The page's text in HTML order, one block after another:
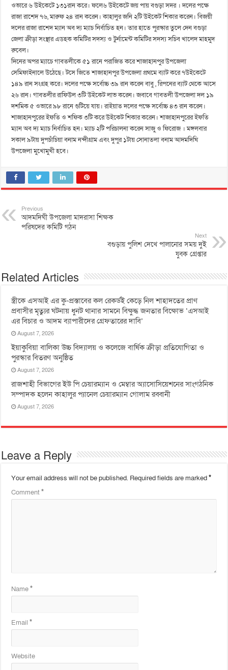
ওভারে ৬ উইকেটে ১৩১রান করে। ফলে৬ উইকেটে জয় পায় বগুড়া সদর । দলের পক্ষে
রাজা রাশেদ ৭৬, মারুফ ২৪ রান করেন। কাহালুর জনি ২টি উইকেট শিকার করেন। বিজয়ী
দলের রাজা রাশেদ ম্যান অব দ্য ম্যাচ নির্বাচিত হন। তার হাতে পুরস্কার তুলে দেন বগুড়া
জেলা ক্রীড়া সংস্থার এডহক কমিটির সদস্য ও টুর্নামেন্ট কমিটির সদস্য সচিব খালেদ মাহমুদ
রুবেল।
দিনের অপর ম্যাচে গাবতলীকে ৫১ রানে পরাজিত করে শাজাহানপুর উপজেলা
সেমিফাইনালে উঠেছে। টসে জিতে শাজাহানপুর উপজেলা প্রথমে ব্যাট করে ৭উইকেটে
১৪৯ রান সংগ্রহ করে। দলের পক্ষে সর্বোচ্চ ৩৯ রান করেন বাবু , রিপনের ব্যাট থেকে আসে
২৬ রান। গাবতলীর রাফিউল ৩টি উইকেট লাভ করেন। জবাবে গাবতলী উপজেলা দল ১৯
দশমিক ৫ ওভারে ৯৮ রানে গুটিয়ে যায়। রাইয়াত দলের পক্ষে সর্বোচ্চ ৪৩ রান করেন।
শাজাহানপুরের ইফতি ও শফিক ৩টি করে উইকেট শিকার করেন। শাজাহানপুরের ইফতি
ম্যান অব দ্য ম্যাচ নির্বাচিত হন। ম্যাচ ২টি পরিচালনা করেন সাজু ও ফিরোজ । মঙ্গলবার
সকাল ৯টায় দুপচাঁচিয়া বনাম নন্দীগ্রাম এবং দুপুর ১টায় সোনাতলা বনাম আদমদিঘি
উপজেলা মুখোমুখী হবে।
Previous
আদমদিঘী উপজেলা মাদরাসা শিক্ষক
পরিষদের কমিটি গঠন
Next
বগুড়ায় পুলিশ দেখে পালানোর সময় দুই
যুবক গ্রেপ্তার
Related Articles
স্ত্রীকে এসআই এর কু-প্রস্তাবের কল রেকর্ডই কেড়ে নিল শাহাদতের প্রাণ
প্রবাসীর মৃত্যুর ঘটনায় ধুনট থানার সামনে বিক্ষুদ্ধ জনতার বিক্ষোভ ‘এসআই
এর বিচার ও আদম ব্যাপারীদের গ্রেফতারের দাবি’
August 7, 2026
ইয়াকুবিয়া বালিকা উচ্চ বিদ্যালয় ও কলেজে বার্ষিক ক্রীড়া প্রতিযোগিতা ও
পুরস্কার বিতরণ অনুষ্ঠিত
August 7, 2026
রাজশাহী বিভাগের ইউ পি চেয়ারম্যান ও মেম্বার অ্যাসোসিয়েশনের সাংগঠনিক
সম্পাদক হলেন কাহালুর প্যানেল চেয়ারম্যান গোলাম রব্বানী
August 7, 2026
Leave a Reply
Your email address will not be published. Required fields are marked*
Comment*
Name*
Email*
Website